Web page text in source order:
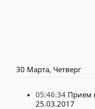
30 Марта, Четверг
05:46:34 Прием
25.03.2017